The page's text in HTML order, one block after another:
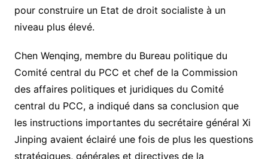
pour construire un Etat de droit socialiste à un
niveau plus élevé.
Chen Wenqing, membre du Bureau politique du
Comité central du PCC et chef de la Commission
des affaires politiques et juridiques du Comité
central du PCC, a indiqué dans sa conclusion que
les instructions importantes du secrétaire général Xi
Jinping avaient éclairé une fois de plus les questions
stratégiques, générales et directives de la